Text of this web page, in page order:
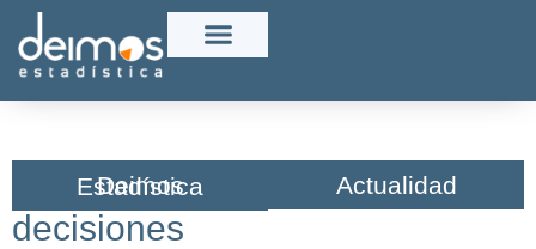
Deimos Estadística​ Actualidad
decisiones